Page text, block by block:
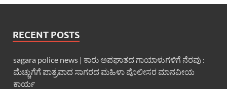
RECENT POSTS
sagara police news | ಕಾರು ಅಪಘಾತದ ಗಾಯಾಳುಗಳಿಗೆ ನೆರವು :
ಮೆಚ್ಚುಗೆಗೆ ಪಾತ್ರವಾದ ಸಾಗರದ ಮಹಿಳಾ ಪೊಲೀಸರ ಮಾನವೀಯ
ಕಾರ್ಯ